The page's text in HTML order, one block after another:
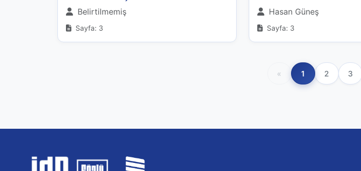
Belirtilmemiş
Sayfa: 3
Hasan Güneş
Sayfa: 3
« 1 2 3